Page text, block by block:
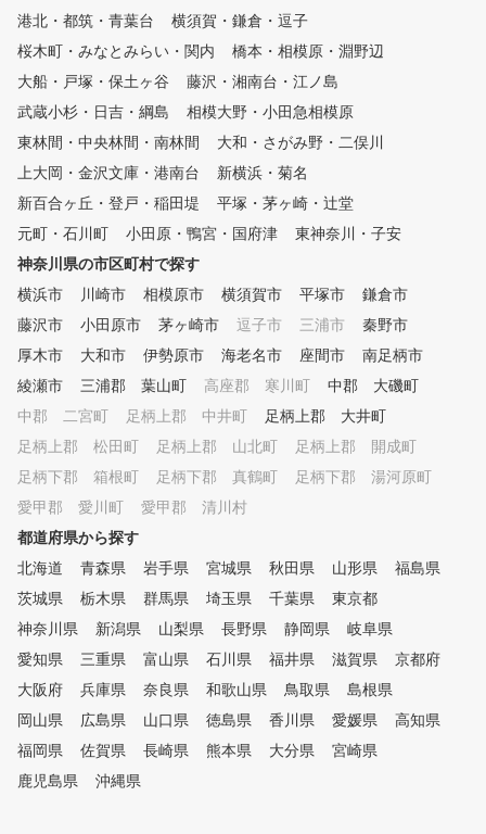
スンを行っています。 ③ 完
全少人数体制のレッスン
各コース最大5名に対して、
プロインストラクター1名がマ
④ いつでも快適室内レッスン
夏は涼しく、冬は暖かい
、紫外線も気にならない。 ⑤
初めての方から上級者まで個
別のカリキュラム（ジュニアは
小学1年生から） 初心者
キュラムを作成し、習得度に合
わせて指導します。 ⑥ 練習
器具を使ったドリルレッスン
150種類以上の練習方法
より、受講生に合った練習方法
を提案します。 ⑦ ゴルフシ
コースデビューに備えて
、模擬ラウンドを体験できます
。 ⑧ ラウンドレッスン
初心者のコースデビューから
中上級者のベストスコア更新ま
でしっかりサポート。 ～プラ
レッスン、曜日・時間帯別・回
数券（4回か8回）でプランが分
かれております。 ご希望に合
ったプランをお選びください♪
港北・都筑・青葉台
横須賀・鎌倉・逗子
桜木町・みなとみらい・関内
橋本・相模原・淵野辺
大船・戸塚・保土ヶ谷
藤沢・湘南台・江ノ島
武蔵小杉・日吉・綱島
相模大野・小田急相模原
東林間・中央林間・南林間
大和・さがみ野・二俣川
上大岡・金沢文庫・港南台
新横浜・菊名
新百合ヶ丘・登戸・稲田堤
平塚・茅ヶ崎・辻堂
元町・石川町
小田原・鴨宮・国府津
東神奈川・子安
神奈川県の市区町村で探す
横浜市
川崎市 相模原市 横須賀市 平塚市
鎌倉市
藤沢市
小田原市 茅ヶ崎市 逗子市 三浦市
秦野市
厚木市
大和市 伊勢原市 海老名市 座間市
南足柄市
綾瀬市
三浦郡 葉山町 高座郡 寒川町
中郡 大磯町
中郡 二宮町
足柄上郡 中井町
足柄上郡 大井町
足柄上郡 松田町
足柄上郡 山北町
足柄上郡 開成町
足柄下郡 箱根町
足柄下郡 真鶴町
足柄下郡 湯河原町
愛甲郡 愛川町
愛甲郡 清川村
都道府県から探す
北海道
青森県 岩手県 宮城県 秋田県 山形県
福島県
茨城県
栃木県 群馬県 埼玉県 千葉県
東京都
神奈川県
新潟県 山梨県 長野県 静岡県
岐阜県
愛知県
三重県 富山県 石川県 福井県 滋賀県
京都府
大阪府
兵庫県 奈良県 和歌山県 鳥取県
島根県
岡山県
広島県 山口県 徳島県 香川県 愛媛県
高知県
福岡県
佐賀県 長崎県 熊本県 大分県
宮崎県
鹿児島県
沖縄県